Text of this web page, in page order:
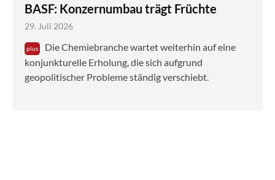
BASF: Konzernumbau trägt Früchte
29. Juli 2026
Die Chemiebranche wartet weiterhin auf eine
konjunkturelle Erholung, die sich aufgrund
geopolitischer Probleme ständig verschiebt.